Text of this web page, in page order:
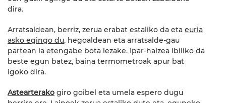
dira.
Arratsaldean, berriz, zerua erabat estaliko da eta euria
asko egingo du, hegoaldean eta arratsalde-gau
partean ia etengabe bota lezake. Ipar-haizea ibiliko da
beste egun batez, baina termometroak apur bat
igoko dira.
Astearterako giro goibel eta umela espero dugu